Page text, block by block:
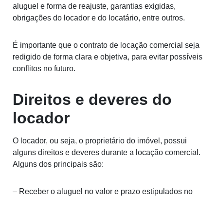
aluguel e forma de reajuste, garantias exigidas,
obrigações do locador e do locatário, entre outros.
É importante que o contrato de locação comercial seja
redigido de forma clara e objetiva, para evitar possíveis
conflitos no futuro.
Direitos e deveres do
locador
O locador, ou seja, o proprietário do imóvel, possui
alguns direitos e deveres durante a locação comercial.
Alguns dos principais são:
– Receber o aluguel no valor e prazo estipulados no